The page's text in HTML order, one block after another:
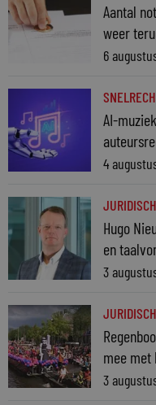
Aantal
weer
6
AI-
4
Hugo
en
3
mee met
3